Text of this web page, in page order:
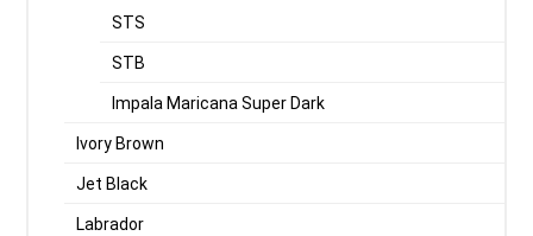
STS
STB
Impala Maricana Super Dark
Ivory Brown
Jet Black
Labrador